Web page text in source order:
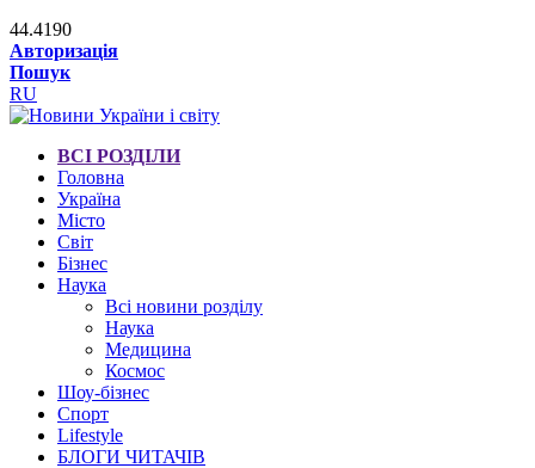
44.4190
Авторизація
Пошук
RU
ВСІ РОЗДІЛИ
Головна
Україна
Місто
Світ
Бізнес
Наука
Всі новини розділу
Наука
Медицина
Космос
Шоу-бізнес
Спорт
Lifestyle
БЛОГИ ЧИТАЧІВ